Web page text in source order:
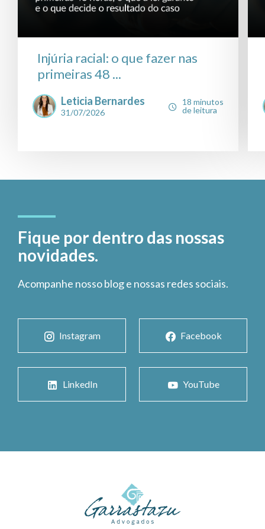
Injúria racial: o que fazer nas
primeiras 48 ...
Leticia Bernardes
31/07/2026
18 minutos
de leitura
Fique por dentro das nossas
novidades.
Acompanhe nosso blog e nossas redes sociais.
Instagram Facebook
LinkedIn YouTube